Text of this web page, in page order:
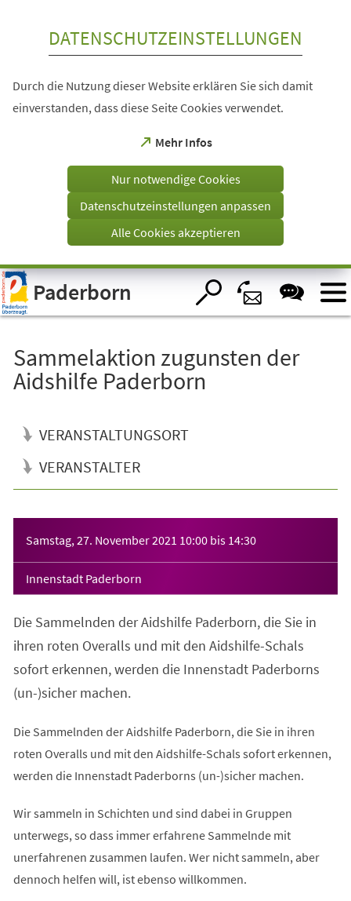
Visuelle
Assistenzsoftware
öffnen.
DATENSCHUTZEINSTELLUNGEN
Durch die Nutzung dieser Website erklären Sie sich damit
einverstanden, dass diese Seite Cookies verwendet.
Mehr Infos
(Öffnet
einem
Tab)
Nur notwendige Cookies
Datenschutzeinstellungen anpassen
Alle Cookies akzeptieren
Paderborn
Sammelaktion zugunsten der
Aidshilfe Paderborn
VERANSTALTUNGSORT
VERANSTALTER
Samstag, 27. November 2021 10:00 bis 14:30
Innenstadt Paderborn
Die Sammelnden der Aidshilfe Paderborn, die Sie in
ihren roten Overalls und mit den Aidshilfe-Schals
sofort erkennen, werden die Innenstadt Paderborns
(un-)sicher machen.
Die Sammelnden der Aidshilfe Paderborn, die Sie in ihren
roten Overalls und mit den Aidshilfe-Schals sofort erkennen,
werden die Innenstadt Paderborns (un-)sicher machen.
Wir sammeln in Schichten und sind dabei in Gruppen
unterwegs, so dass immer erfahrene Sammelnde mit
unerfahrenen zusammen laufen. Wer nicht sammeln, aber
dennoch helfen will, ist ebenso willkommen.